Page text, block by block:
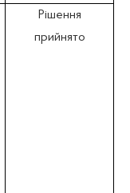
Рішення
прийнято